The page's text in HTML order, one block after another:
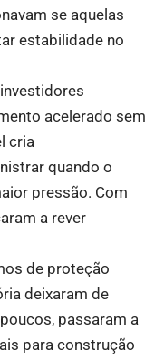
se aquelas
estabilidade no
acelerado sem
cria
quando o
pressão. Com
a rever
de proteção
deixaram de
passaram a
para construção